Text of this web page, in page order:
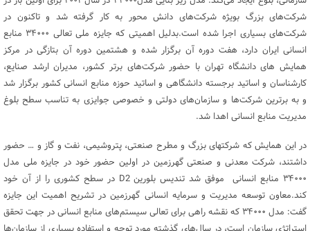
شرکت‌های بزرگ بویژه شرکت‌های دانش محور به کار گرفته شد و تاکنون در
شرکت‌های بسیاری اجرا شده است.بدلیل اهمیتی که جایزه ملی تعالی ۳۴۰۰۰ منابع
انسانی ایران دارد، هفت دوره آن برگزار شده و هشتمین دوره آن بتازگی در مرکز
همایش های دانشگاه تهران با حضور شرکت‌های برتر کشور، مدیران ارشد صنایع،
کارشناسان و اساتید برجسته دانشگاهی و اساتید حوزه منابع انسانی کشور برگزار شد
و به برترین شرکت‌ها و سازمان‌های دولتی و خصوصی جوایزی به تناسب سطح بلوغ
مدیریت منابع انسانی اهدا شد.
در این همایش که شرکتهای بزرگ و مطرح صنعتی، پتروشیمی، نفت و گاز و … حضور
داشتند، شرکت معدنی و صنعتی گهرزمین در اولین حضور خود در جایزه ملی مدل
۳۴۰۰۰ منابع انسانی موفق شد تندیس بلورین D2 در سطح کشوری را از آن خود
کند.معاون توسعه مدیریت و سرمایه انسانی گهرزمین در تشریح اهمیت این جایزه
گفت: مدل ۳۴۰۰۰ که نقشه راهی برای تعالی سیستم‌های منابع انسانی در جهت تحقق